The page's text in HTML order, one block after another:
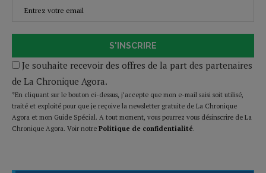
S'INSCRIRE
Je souhaite recevoir des offres de la part des partenaires
de La Chronique Agora.
*En cliquant sur le bouton ci-dessus, j’accepte que mon e-mail saisi soit utilisé,
traité et exploité pour que je reçoive la newsletter gratuite de La Chronique
Agora et mon Guide Spécial. A tout moment, vous pourrez vous désinscrire de La
Chronique Agora. Voir notre Politique de confidentialité.